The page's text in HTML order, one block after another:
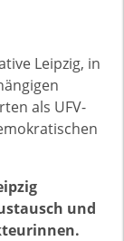
Leipzig, in
als UFV-
und